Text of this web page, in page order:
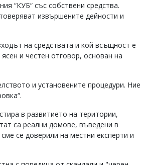
“КУБ“ със собствени средства.
извършените дейности и
на средствата и кой всъщност е
и честен отговор, основан на
и установените процедури. Ние
в развитието на територии,
са реални домове, въведени в
се доверили на местни експерти и